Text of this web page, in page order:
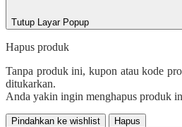
Tutup Layar Popup
Hapus produk
Tanpa produk ini, kupon atau kode
ditukarkan.
Anda yakin ingin menghapus produk
Pindahkan ke wishlist Hapus